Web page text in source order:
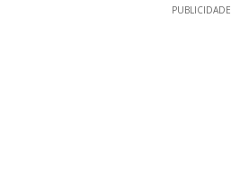
PUBLICIDADE